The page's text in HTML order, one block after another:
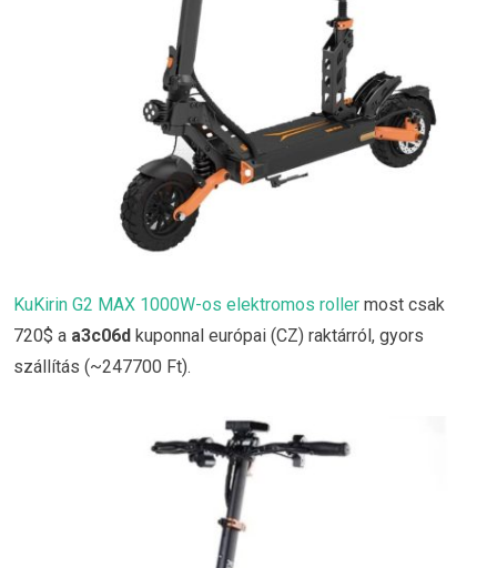
KuKirin G2 MAX 1000W-os elektromos roller most csak
720$ a a3c06d kuponnal európai (CZ) raktárról, gyors
szállítás (~247700 Ft).